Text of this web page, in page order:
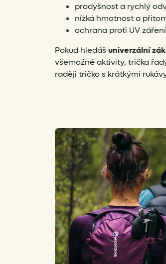
prodyšnost a rychlý
nízká hmotnost a
ochrana proti UV záření
Pokud hledáš univerzální
všemožné aktivity, trička
raději tričko s krátkými